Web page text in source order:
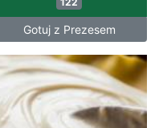
Gotuj z Prezesem